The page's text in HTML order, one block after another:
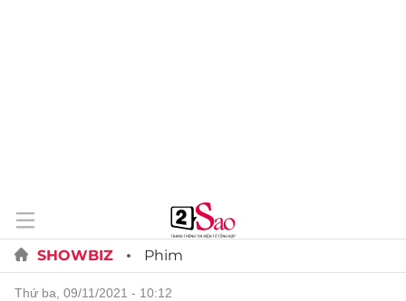
SHOWBIZ Phim
thứ ba, 09/11/2021 - 10:12